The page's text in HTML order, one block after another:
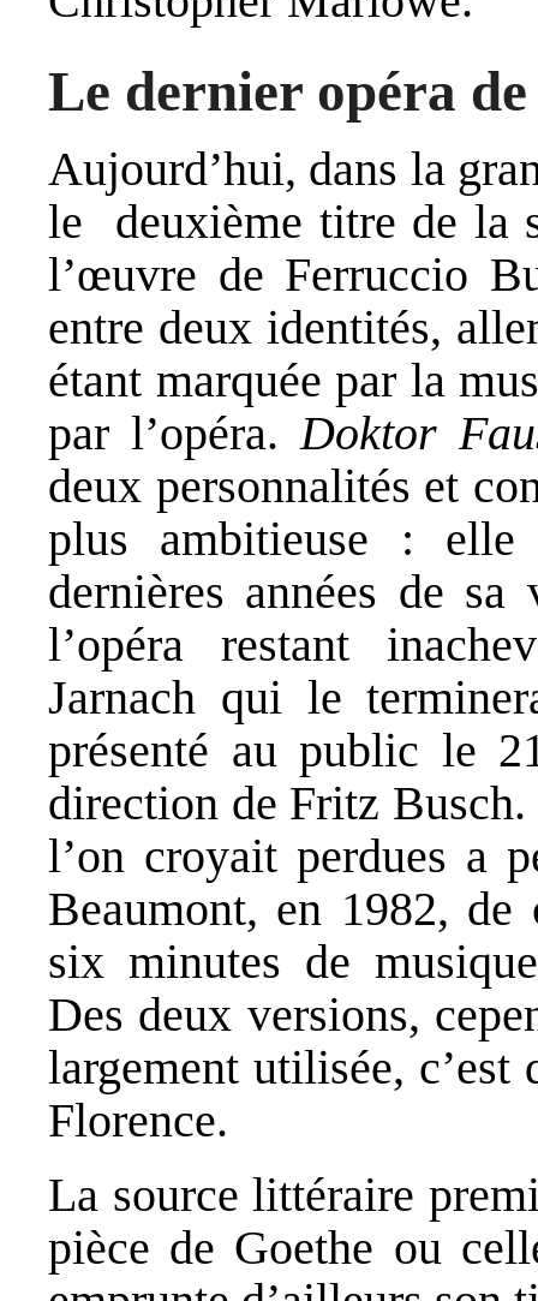
Le dernier opéra
Aujourd’hui, dans la
le deuxième titre de la
l’œuvre de Ferruccio
entre deux identités,
étant marquée par la
par l’opéra.Doktor
deux personnalités et
plus ambitieuse : elle
dernières années de
l’opéra restant
Jarnach qui le
présenté au public le
direction de Fritz Busch.
l’on croyait perdues a
Beaumont, en 1982,
six minutes de
Des deux versions,
largement utilisée, c’est
Florence.
La source littéraire
pièce de Goethe ou